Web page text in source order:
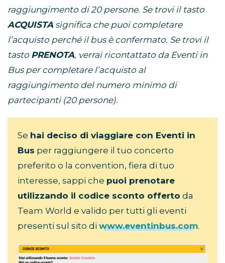
raggiungimento di 20 persone. Se trovi il tasto
ACQUISTA significa che puoi completare
l’acquisto perché il bus è confermato. Se trovi il
tasto PRENOTA, verrai ricontattato da Eventi in
Bus per completare l’acquisto al
raggiungimento del numero minimo di
partecipanti (20 persone).
Se hai deciso di viaggiare con Eventi in
Bus per raggiungere il tuo concerto
preferito o la convention, fiera di tuo
interesse, sappi che puoi prenotare
utilizzando il codice sconto offerto da
Team World e valido per tutti gli eventi
presenti sul sito di www.eventinbus.com.